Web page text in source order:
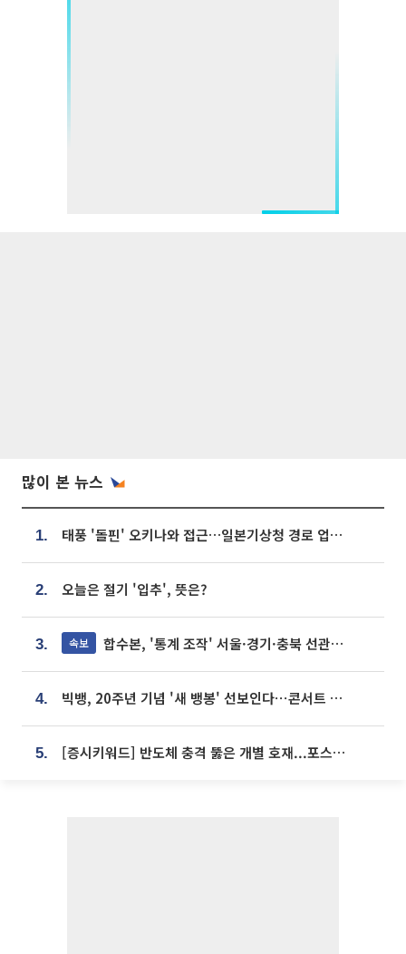
많이 본 뉴스
1. 태풍 '돌핀' 오키나와 접근…일본기상청 경로 업데이트
2. 오늘은 절기 '입추', 뜻은?
3. 속보 합수본, '통계 조작' 서울·경기·충북 선관위 등 추가 압수수색
4. 빅뱅, 20주년 기념 '새 뱅봉' 선보인다⋯콘서트 앞두고 팝업 개최
5. [증시키워드] 반도체 충격 뚫은 개별 호재...포스코퓨처엠·에코프로·한화솔루션 '눈길'